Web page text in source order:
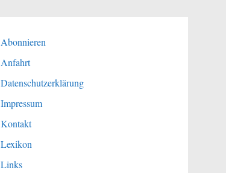
Abonnieren
Anfahrt
Datenschutzerklärung
Impressum
Kontakt
Lexikon
Links